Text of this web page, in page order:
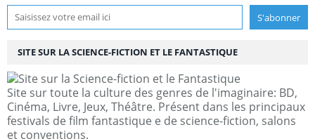
SITE SUR LA SCIENCE-FICTION ET LE FANTASTIQUE
Site sur toute la culture des genres de l'imaginaire: BD,
Cinéma, Livre, Jeux, Théâtre. Présent dans les principaux
festivals de film fantastique e de science-fiction, salons
et conventions.